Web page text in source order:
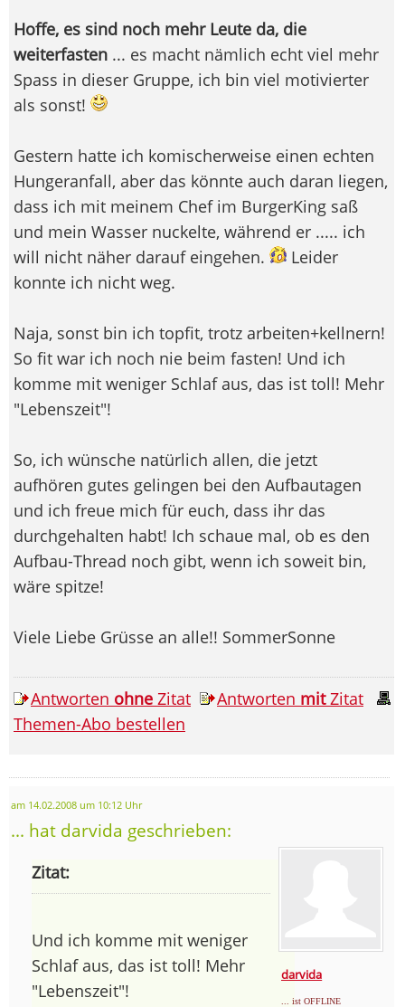
Hoffe, es sind noch mehr Leute da, die
weiterfasten ... es macht nämlich echt viel mehr
Spass in dieser Gruppe, ich bin viel motivierter
als sonst!
Gestern hatte ich komischerweise einen echten
Hungeranfall, aber das könnte auch daran liegen,
dass ich mit meinem Chef im BurgerKing saß
und mein Wasser nuckelte, während er ..... ich
will nicht näher darauf eingehen.
Leider
konnte ich nicht weg.
Naja, sonst bin ich topfit, trotz arbeiten+kellnern!
So fit war ich noch nie beim fasten! Und ich
komme mit weniger Schlaf aus, das ist toll! Mehr
"Lebenszeit"!
So, ich wünsche natürlich allen, die jetzt
aufhören gutes gelingen bei den Aufbautagen
und ich freue mich für euch, dass ihr das
durchgehalten habt! Ich schaue mal, ob es den
Aufbau-Thread noch gibt, wenn ich soweit bin,
wäre spitze!
Viele Liebe Grüsse an alle!! SommerSonne
Antworten ohne Zitat Antworten mitZitat
Themen-Abo bestellen
am 14.02.2008 um 10:12 Uhr
... hat darvida geschrieben:
darvida
... ist OFFLINE
Zitat:
Und ich komme mit weniger
Schlaf aus, das ist toll! Mehr
"Lebenszeit"!